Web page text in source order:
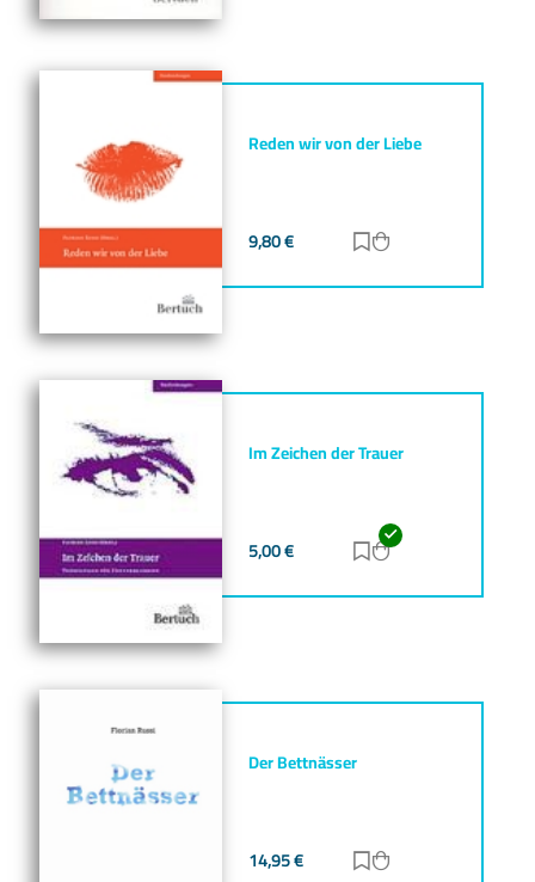
Reden wir von der Liebe
9,80€ Zur Merkliste
Im Zeichen der Trauer
5,00€ Zur Merkliste
Zum Warenkorb
Der Bettnässer
14,95€ Zur Merkliste